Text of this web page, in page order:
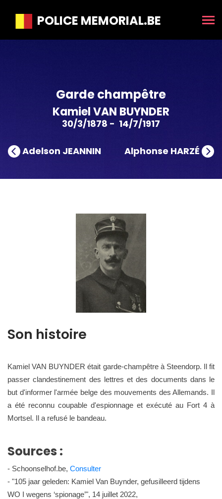
POLICE MEMORIAL.BE
Garde champêtre
Kamiel VAN BUYNDER
30/3/1878 - 14/7/1917
Adelson JEANNIN Alphonse HARZÉ
Son histoire
Kamiel VAN BUYNDER était garde-champêtre à Steendorp. Il fit
passer clandestinement des lettres et des documents dans le
but d'informer l'armée belge des mouvements des Allemands. Il
a été reconnu coupable d'espionnage et exécuté au Fort 4 à
Mortsel. Il a refusé le bandeau.
Sources :
- Schoonselhof.be, Consulter
- "105 jaar geleden: Kamiel Van Buynder, gefusilleerd tijdens
WO I wegens ‘spionage’", 14 juillet 2022,